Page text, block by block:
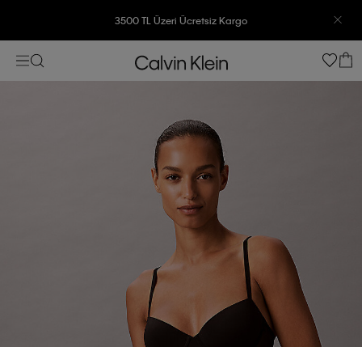
3500 TL Üzeri Ücretsiz Kargo
7500 TL Ve Üzeri Alışverişlerinizde 6 Taksit İmkanı